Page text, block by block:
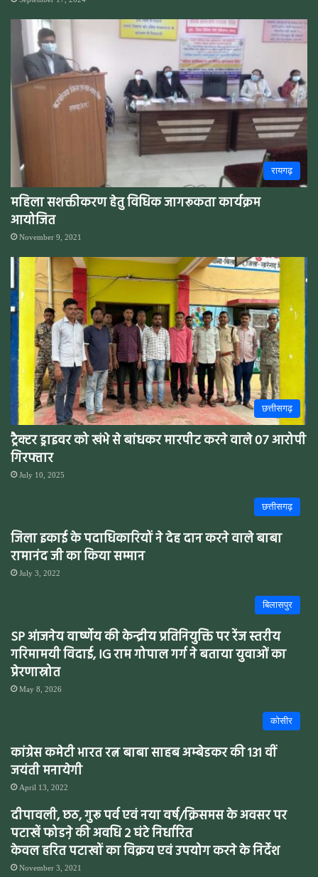
रायगढ़
महिला सशक्तीकरण हेतु विधिक जागरूकता कार्यक्रम
आयोजित
November 9, 2021
छत्तीसगढ़
ट्रैक्टर ड्राइवर को खंभे से बांधकर मारपीट करने वाले 07 आरोपी
गिरफ्तार
July 10, 2025
छत्तीसगढ़
जिला इकाई के पदाधिकारियों ने देह दान करने वाले बाबा
रामानंद जी का किया सम्मान
July 3, 2022
बिलासपुर
SP आंजनेय वार्ष्णेय की केन्द्रीय प्रतिनियुक्ति पर रेंज स्तरीय
गरिमामयी विदाई, IG राम गोपाल गर्ग ने बताया युवाओं का
प्रेरणास्रोत
May 8, 2026
कोसीर
कांग्रेस कमेटी भारत रत्न बाबा साहब अम्बेडकर की 131 वीं
जयंती मनायेगी
April 13, 2022
दीपावली, छठ, गुरू पर्व एवं नया वर्ष/क्रिसमस के अवसर पर
पटाखें फोडऩे की अवधि 2 घंटे निर्धारित
केवल हरित पटाखों का विक्रय एवं उपयोग करने के निर्देश
November 3, 2021